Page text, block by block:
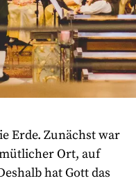
Erde. Zunächst war
Ort, auf
hat Gott das